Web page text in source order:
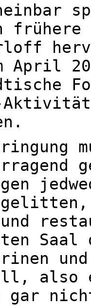
frühere
April
und
also